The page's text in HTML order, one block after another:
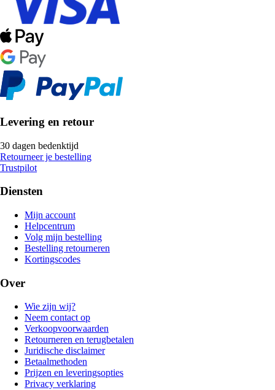
Levering en retour
30 dagen bedenktijd
Retourneer je bestelling
Trustpilot
Diensten
Mijn account
Helpcentrum
Volg mijn bestelling
Bestelling retourneren
Kortingscodes
Over
Wie zijn wij?
Neem contact op
Verkoopvoorwaarden
Retourneren en terugbetalen
Juridische disclaimer
Betaalmethoden
Prijzen en leveringsopties
Privacy verklaring